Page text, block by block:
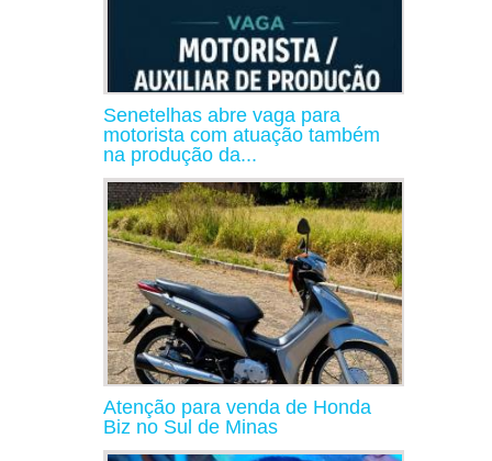
Senetelhas abre vaga para
motorista com atuação também
na produção da...
Atenção para venda de Honda
Biz no Sul de Minas